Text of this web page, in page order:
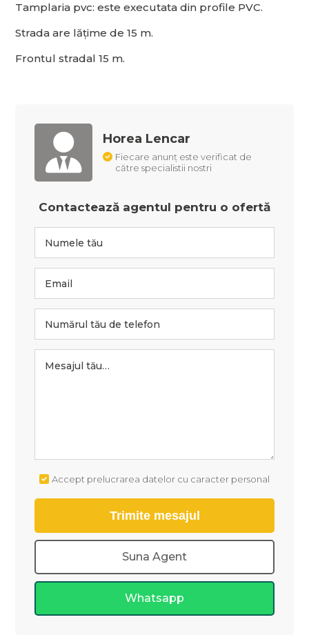
Tamplaria pvc: este executata din profile PVC.
Strada are lățime de 15 m.
Frontul stradal 15 m.
Horea Lencar
Fiecare anunț este verificat de
către specialistii nostri
Contactează agentul pentru o ofertă
Accept prelucrarea datelor cu caracter personal
Suna Agent
Whatsapp